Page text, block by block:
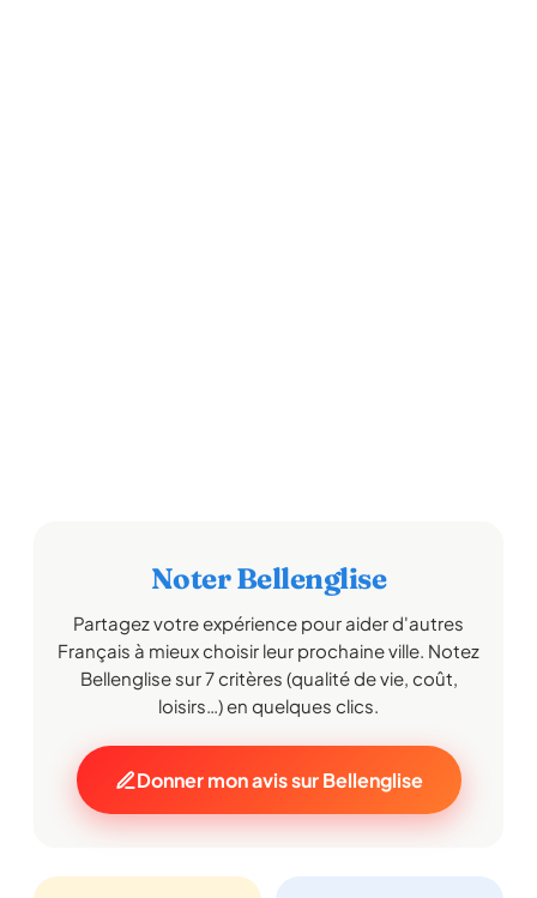
Noter Bellenglise
Partagez votre expérience pour aider d'autres
Français à mieux choisir leur prochaine ville. Notez
Bellenglise sur 7 critères (qualité de vie, coût,
loisirs…) en quelques clics.
Donner mon avis sur Bellenglise